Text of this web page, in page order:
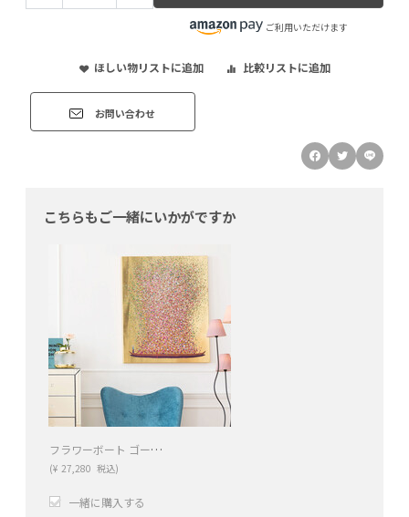
ご利用いただけます
ほしい物リストに追加 比較リストに追加
お問い合わせ
こちらもご一緒にいかがですか
フラワーボート ゴールドピンク 100x80cm タッチドピクチャー
(¥ 27,280 税込)
一緒に購入する